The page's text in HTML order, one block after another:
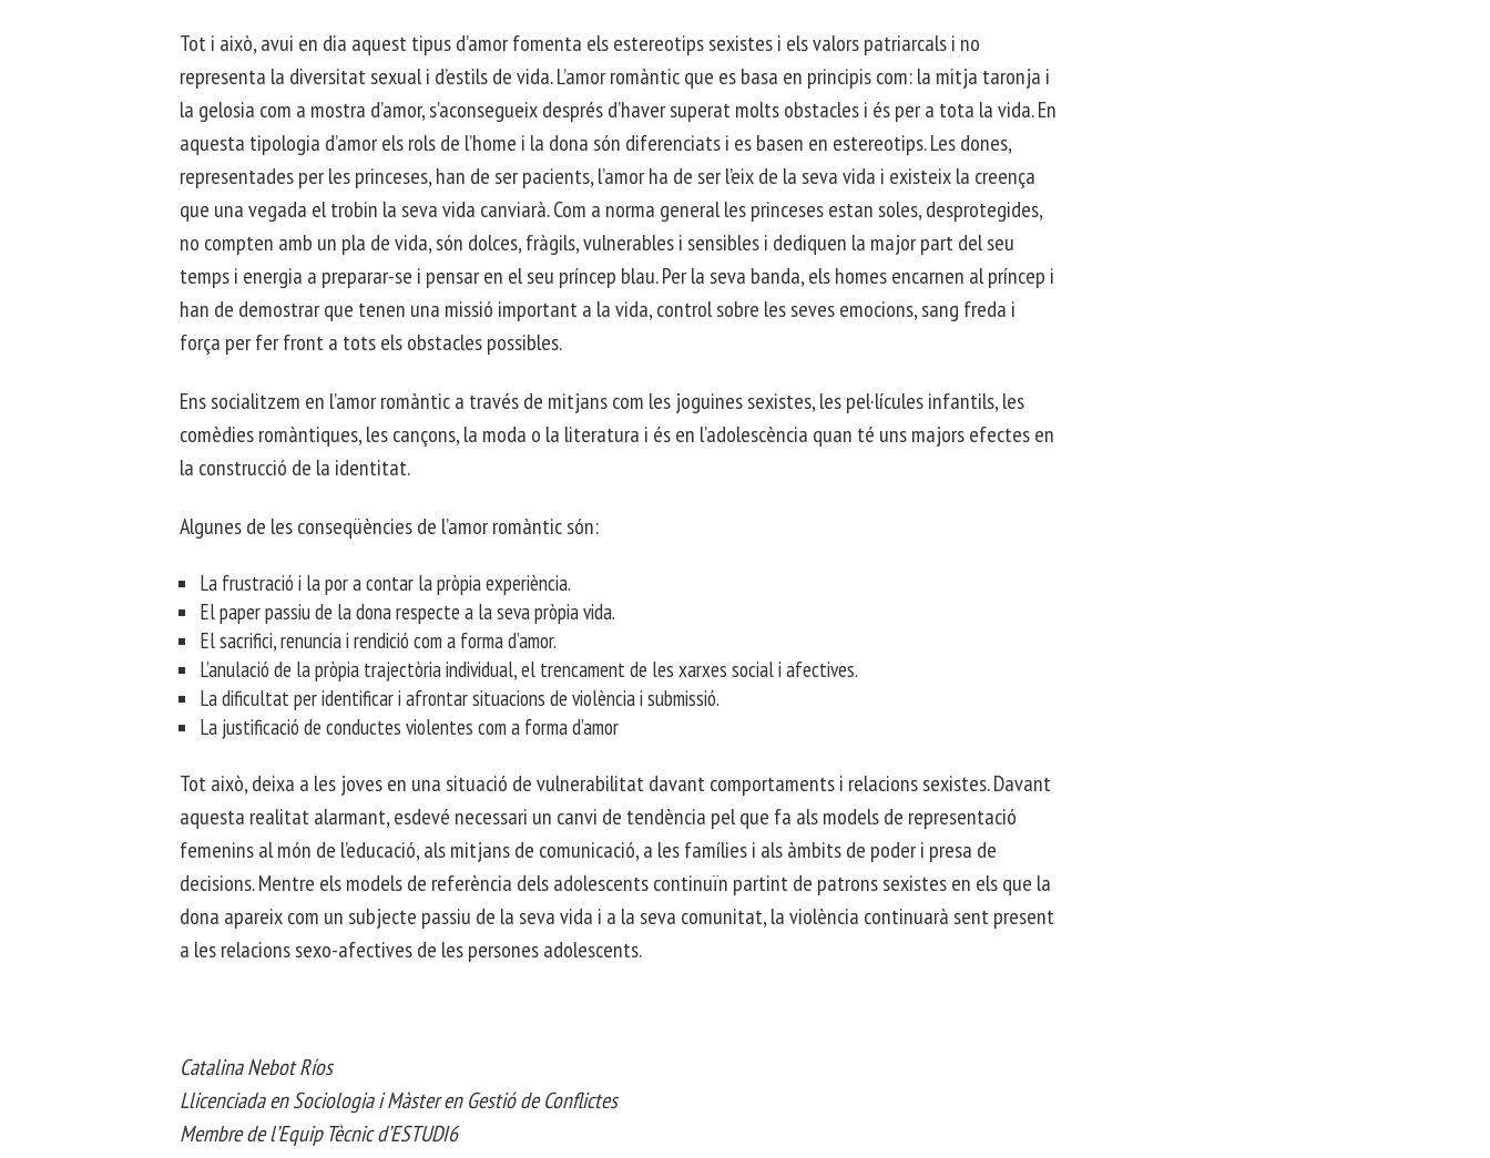
Tot i això, avui en dia aquest tipus d’amor fomenta els estereotips sexistes i els valors patriarcals i no
representa la diversitat sexual i d’estils de vida. L’amor romàntic que es basa en principis com: la mitja taronja i
la gelosia com a mostra d’amor, s’aconsegueix després d’haver superat molts obstacles i és per a tota la vida. En
aquesta tipologia d’amor els rols de l’home i la dona són diferenciats i es basen en estereotips. Les dones,
representades per les princeses, han de ser pacients, l’amor ha de ser l’eix de la seva vida i existeix la creença
que una vegada el trobin la seva vida canviarà. Com a norma general les princeses estan soles, desprotegides,
no compten amb un pla de vida, són dolces, fràgils, vulnerables i sensibles i dediquen la major part del seu
temps i energia a preparar-se i pensar en el seu príncep blau. Per la seva banda, els homes encarnen al príncep i
han de demostrar que tenen una missió important a la vida, control sobre les seves emocions, sang freda i
força per fer front a tots els obstacles possibles.
Ens socialitzem en l’amor romàntic a través de mitjans com les joguines sexistes, les pel·lícules infantils, les
comèdies romàntiques, les cançons, la moda o la literatura i és en l’adolescència quan té uns majors efectes en
la construcció de la identitat.
Algunes de les conseqüències de l’amor romàntic són:
La frustració i la por a contar la pròpia experiència.
El paper passiu de la dona respecte a la seva pròpia vida.
El sacrifici, renuncia i rendició com a forma d’amor.
L’anulació de la pròpia trajectòria individual, el trencament de les xarxes social i afectives.
La dificultat per identificar i afrontar situacions de violència i submissió.
La justificació de conductes violentes com a forma d’amor
Tot això, deixa a les joves en una situació de vulnerabilitat davant comportaments i relacions sexistes. Davant
aquesta realitat alarmant, esdevé necessari un canvi de tendència pel que fa als models de representació
femenins al món de l’educació, als mitjans de comunicació, a les famílies i als àmbits de poder i presa de
decisions. Mentre els models de referència dels adolescents continuïn partint de patrons sexistes en els que la
dona apareix com un subjecte passiu de la seva vida i a la seva comunitat, la violència continuarà sent present
a les relacions sexo-afectives de les persones adolescents.
Catalina Nebot Ríos
Llicenciada en Sociologia i Màster en Gestió de Conflictes
Membre de l’Equip Tècnic d’ESTUDI6